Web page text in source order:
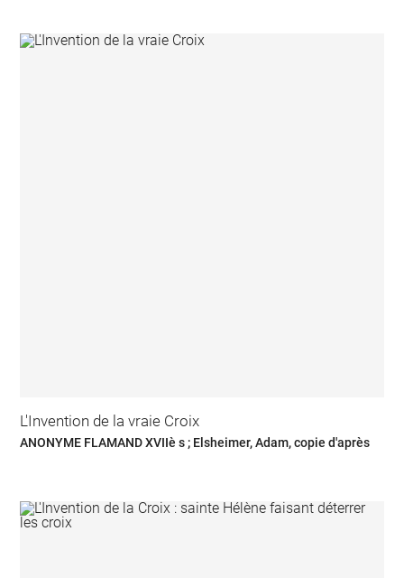
L'Invention de la vraie Croix
ANONYME FLAMAND XVIIè s ; Elsheimer, Adam, copie d'après